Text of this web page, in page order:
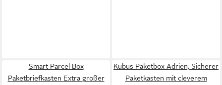
Smart Parcel Box
Paketbriefkasten Extra großer
Kubus Paketbox Adrien, Sicherer
Paketkasten mit cleverem